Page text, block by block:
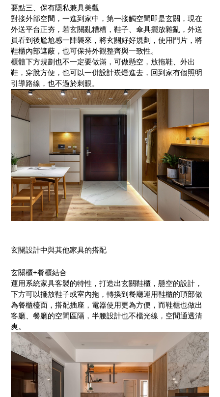
要點三、保有隱私兼具美觀
對接外部空間，一進到家中，第一接觸空間即是玄關，現在
外送平台正夯，若玄關亂糟糟，鞋子、傘具擺放雜亂，外送
員看到後尷尬感一陣襲來，將玄關好好規劃，使用門片，將
鞋櫃內部遮蔽，也可保持外觀整齊與一致性。
櫃體下方規劃也不一定要做滿，可做懸空，放拖鞋、外出
鞋，穿脫方便，也可以一併設計崁燈進去，回到家有個照明
引導路線，也不過於刺眼。
玄關設計中與其他家具的搭配
玄關櫃+餐櫃結合
運用系統家具客製的特性，打造出玄關鞋櫃，懸空的設計，
下方可以擺放鞋子或室內拖，轉換到餐廳運用鞋櫃的頂部做
為餐櫃檯面，搭配插座，電器使用更為方便，而鞋櫃也做出
客廳、餐廳的空間區隔，半腰設計也不檔光線，空間通透清
爽。